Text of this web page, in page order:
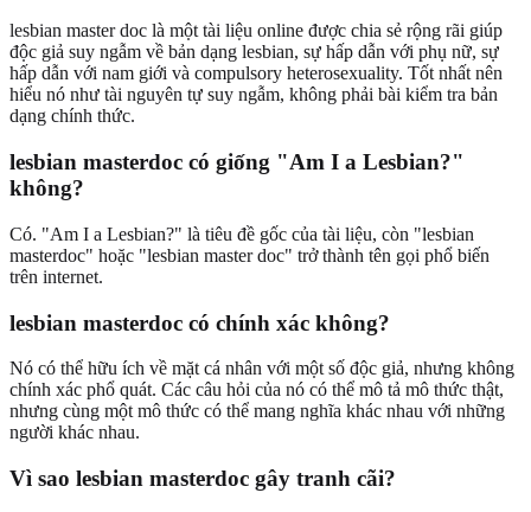
lesbian master doc là một tài liệu online được chia sẻ rộng rãi giúp
độc giả suy ngẫm về bản dạng lesbian, sự hấp dẫn với phụ nữ, sự
hấp dẫn với nam giới và compulsory heterosexuality. Tốt nhất nên
hiểu nó như tài nguyên tự suy ngẫm, không phải bài kiểm tra bản
dạng chính thức.
lesbian masterdoc có giống "Am I a Lesbian?"
không?
Có. "Am I a Lesbian?" là tiêu đề gốc của tài liệu, còn "lesbian
masterdoc" hoặc "lesbian master doc" trở thành tên gọi phổ biến
trên internet.
lesbian masterdoc có chính xác không?
Nó có thể hữu ích về mặt cá nhân với một số độc giả, nhưng không
chính xác phổ quát. Các câu hỏi của nó có thể mô tả mô thức thật,
nhưng cùng một mô thức có thể mang nghĩa khác nhau với những
người khác nhau.
Vì sao lesbian masterdoc gây tranh cãi?